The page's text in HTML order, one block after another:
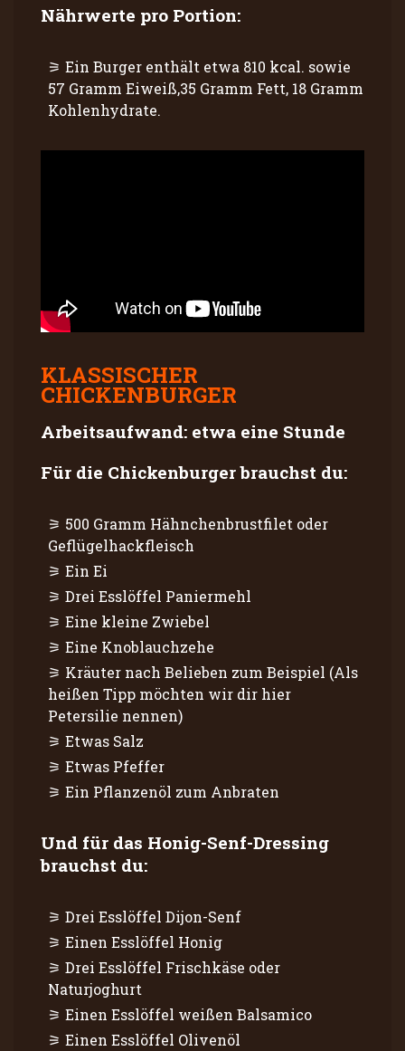
Nährwerte pro Portion:
Ein Burger enthält etwa 810 kcal. sowie
57 Gramm Eiweiß,35 Gramm Fett, 18 Gramm
Kohlenhydrate.
KLASSISCHER
CHICKENBURGER
Arbeitsaufwand: etwa eine Stunde
Für die Chickenburger brauchst du:
500 Gramm Hähnchenbrustfilet oder
Geflügelhackfleisch
Ein Ei
Drei Esslöffel Paniermehl
Eine kleine Zwiebel
Eine Knoblauchzehe
Kräuter nach Belieben zum Beispiel (Als
heißen Tipp möchten wir dir hier
Petersilie nennen)
Etwas Salz
Etwas Pfeffer
Ein Pflanzenöl zum Anbraten
Und für das Honig-Senf-Dressing
brauchst du:
Drei Esslöffel Dijon-Senf
Einen Esslöffel Honig
Drei Esslöffel Frischkäse oder
Naturjoghurt
Einen Esslöffel weißen Balsamico
Einen Esslöffel Olivenöl